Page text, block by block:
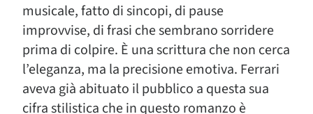
musicale, fatto di sincopi, di pause
improvvise, di frasi che sembrano sorridere
prima di colpire. È una scrittura che non cerca
l’eleganza, ma la precisione emotiva. Ferrari
aveva già abituato il pubblico a questa sua
cifra stilistica che in questo romanzo è